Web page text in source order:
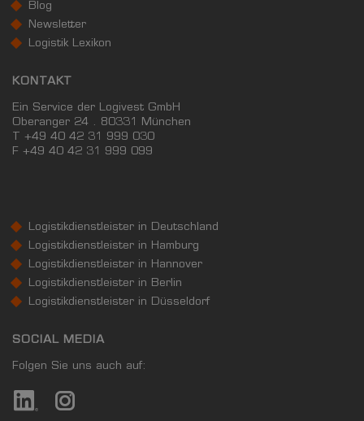
Blog
Newsletter
Logistik Lexikon
KONTAKT
Ein Service der Logivest GmbH
Oberanger 24 . 80331 München
T +49 40 42 31 999 030
F +49 40 42 31 999 099
Logistikdienstleister in Deutschland
Logistikdienstleister in Hamburg
Logistikdienstleister in Hannover
Logistikdienstleister in Berlin
Logistikdienstleister in Düsseldorf
SOCIAL MEDIA
Folgen Sie uns auch auf: